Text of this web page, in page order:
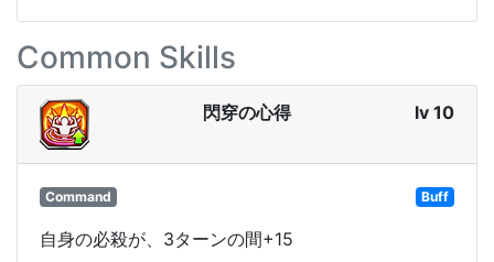
Common Skills
閃穿の心得 lv 10
Command Buff
自身の必殺が、3ターンの間+15